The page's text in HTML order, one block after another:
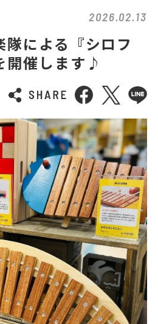
2026.02.13
による『シロフ
開催します♪